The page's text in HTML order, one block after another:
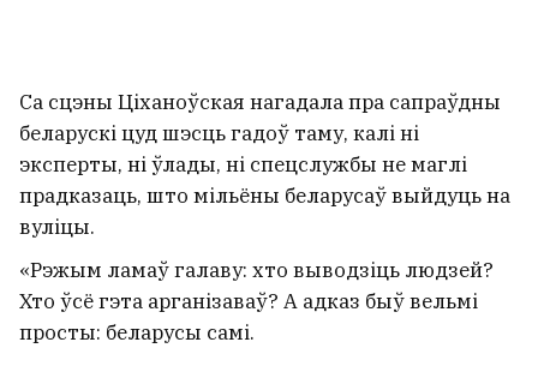
Са сцэны Ціханоўская нагадала пра сапраўдны
беларускі цуд шэсць гадоў таму, калі ні
эксперты, ні ўлады, ні спецслужбы не маглі
прадказаць, што мільёны беларусаў выйдуць на
вуліцы.
«Рэжым ламаў галаву: хто выводзіць людзей?
Хто ўсё гэта арганізаваў? А адказ быў вельмі
просты: беларусы самі.